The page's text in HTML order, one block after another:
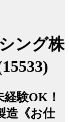
ング株
経験OK！
造《お仕